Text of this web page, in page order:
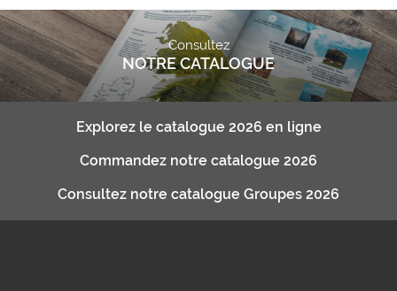
Consultez
NOTRE CATALOGUE
Explorez le catalogue 2026 en ligne
Commandez notre catalogue 2026
Consultez notre catalogue Groupes 2026